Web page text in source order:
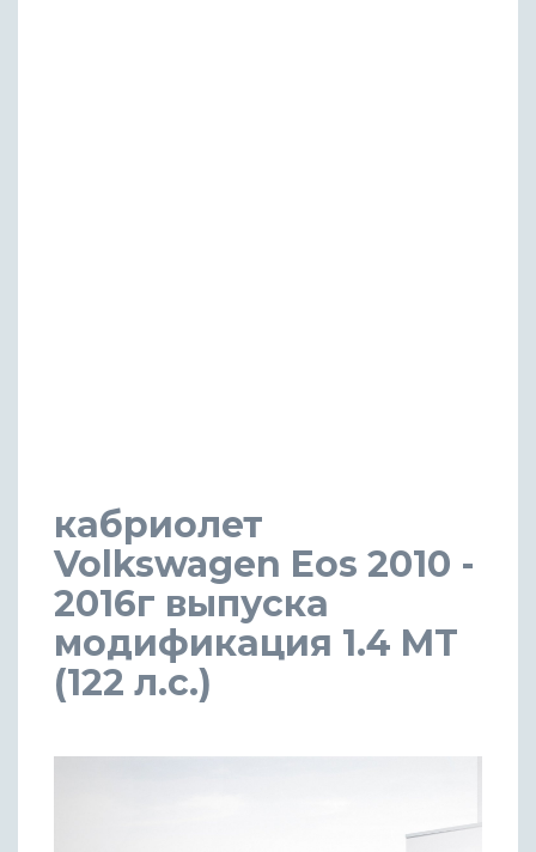
кабриолет
Volkswagen Eos 2010 -
2016г выпуска
модификация 1.4 MT
(122 л.с.)